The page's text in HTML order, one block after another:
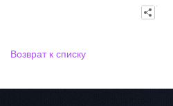
Возврат к списку